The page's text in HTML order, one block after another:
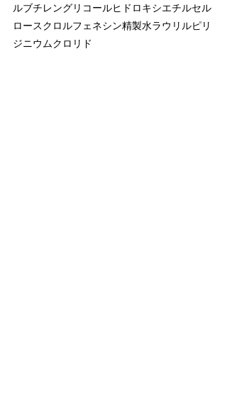
ルブチレングリコールヒドロキシエチルセル
ロースクロルフェネシン精製水ラウリルピリ
ジニウムクロリド